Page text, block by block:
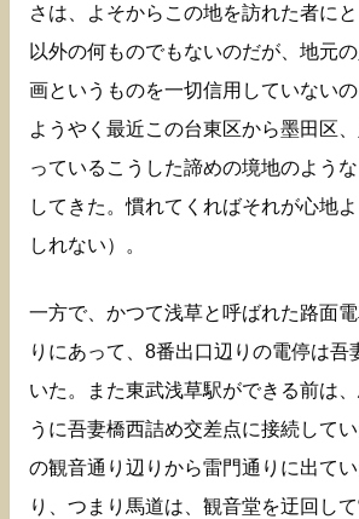
さは、よそからこの地を訪れた者に
以外の何ものでもないのだが、地元
画というものを一切信用していない
ようやく最近この台東区から墨田区
っているこうした諦めの境地のよう
してきた。慣れてくればそれが心地
しれない）。
一方で、かつて浅草と呼ばれた路面
りにあって、8番出口辺りの電停は吾
いた。また東武浅草駅ができる前は
うに吾妻橋西詰め交差点に接続して
の観音通り辺りから雷門通りに出て
り、つまり馬道は、観音堂を迂回し